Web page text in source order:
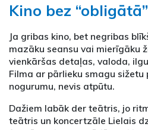
Kino bez
Ja gribas kino, bet negribas
mazāku seansu vai mierīgāku
vienkāršas detaļas, valoda,
Filma ar pārlieku smagu
nogurumu, nevis atpūtu.
Dažiem labāk der teātris, jo
teātris un koncertzāle Lielais